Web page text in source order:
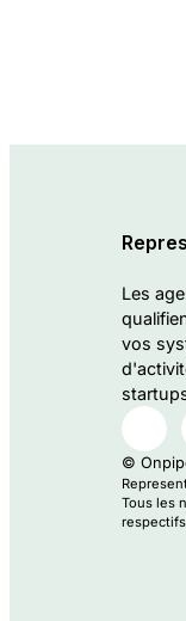
Les
vos
©
Tous les